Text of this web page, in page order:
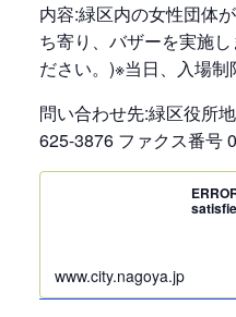
内容:緑区内の女性団体
ち寄り、バザーを実施
ださい。)※当日、入場制
問い合わせ先:緑区役所
625-3876 ファクス番号
www.city.nagoya.jp